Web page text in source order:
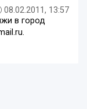
08.02.2011, 13:57
в город